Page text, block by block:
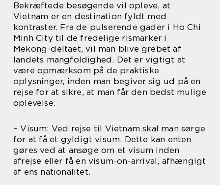
Bekræftede besøgende vil opleve, at
Vietnam er en destination fyldt med
kontraster. Fra de pulserende gader i Ho Chi
Minh City til de fredelige rismarker i
Mekong-deltaet, vil man blive grebet af
landets mangfoldighed. Det er vigtigt at
være opmærksom på de praktiske
oplysninger, inden man begiver sig ud på en
rejse for at sikre, at man får den bedst mulige
oplevelse.
– Visum: Ved rejse til Vietnam skal man sørge
for at få et gyldigt visum. Dette kan enten
gøres ved at ansøge om et visum inden
afrejse eller få en visum-on-arrival, afhængigt
af ens nationalitet.